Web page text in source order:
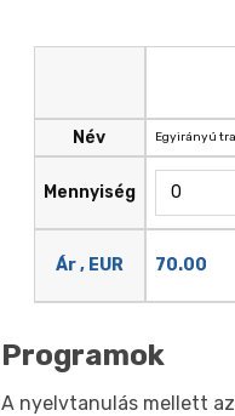
Név
Mennyiség
Ár , EUR
Egyirányú
70.00
Programok
A nyelvtanulás mellett